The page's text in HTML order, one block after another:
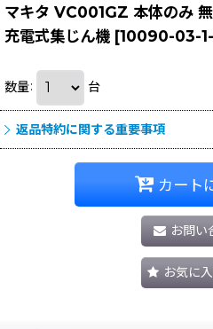
マキタ VC001GZ 本体のみ
充電式集じん機 [10090-03-
数量: 台
返品特約に関する重要事項
カート
お問い
お気に